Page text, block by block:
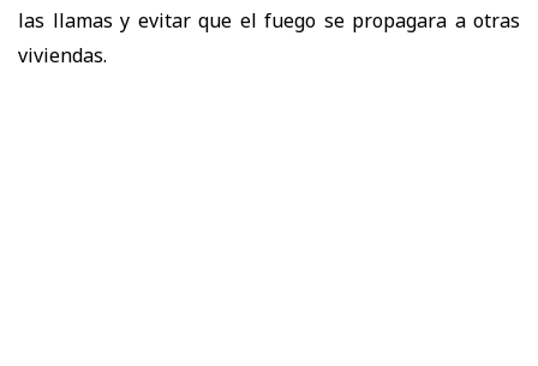
las llamas y evitar que el fuego se propagara a otras
viviendas.